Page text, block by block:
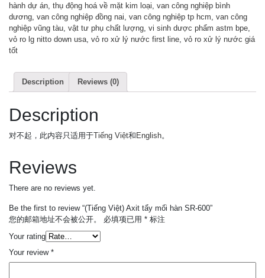
hành dự án, thụ động hoá về mặt kim loại, van công nghiệp bình
dương, van công nghiệp đồng nai, van công nghiệp tp hcm, van công
nghiệp vũng tàu, vật tư phụ chất lượng, vi sinh dược phẩm astm bpe,
vỏ ro lg nitto down usa, vỏ ro xử lý nước first line, vỏ ro xử lý nước giá
tốt
Description Reviews (0)
Description
对不起，此内容只适用于Tiếng Việt和 English。
Reviews
There are no reviews yet.
Be the first to review “(Tiếng Việt) Axit tẩy mối hàn SR-600”
您的邮箱地址不会被公开。
必填项已用 * 标注
Your rating
Your review *